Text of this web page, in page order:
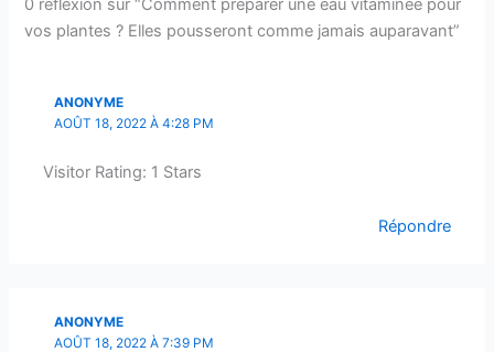
0 réflexion sur “Comment préparer une eau vitaminée pour
vos plantes ? Elles pousseront comme jamais auparavant”
ANONYME
AOÛT 18, 2022 À 4:28 PM
Visitor Rating: 1 Stars
Répondre
ANONYME
AOÛT 18, 2022 À 7:39 PM